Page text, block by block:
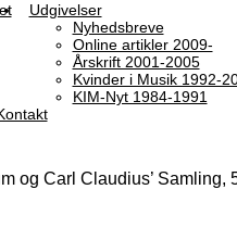
Udgivelser
Nyhedsbreve
Online artikler 2009-
Årskrift 2001-2005
Kvinder i Musik 1992-
KIM-Nyt 1984-1991
og Carl Claudius’ Samling,